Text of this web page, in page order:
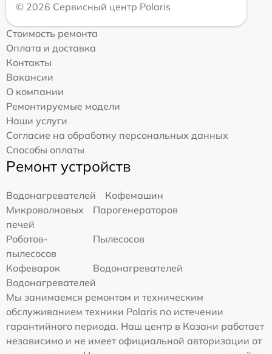
© 2026 Сервисный центр Polaris
Стоимость ремонта
Оплата и доставка
Контакты
Вакансии
О компании
Ремонтируемые модели
Наши услуги
Согласие на обработку персональных данных
Способы оплаты
Ремонт устройств
Водонагревателей
Кофемашин
Микроволновых
печей
Парогенераторов
Роботов-
пылесосов
Пылесосов
Кофеварок
Водонагревателей
Водонагревателей
Мы занимаемся ремонтом и техническим
обслуживанием техники Polaris по истечении
гарантийного периода. Наш центр в Казани работает
независимо и не имеет официальной авторизации от